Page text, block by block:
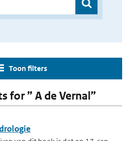
Toon filters
for ” A de Vernal”